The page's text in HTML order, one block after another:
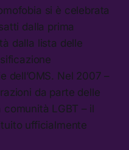
si è celebrata
dalla prima
dalla lista delle
dell’OMS. Nel 2007 –
da parte delle
LGBT – il
ufficialmente